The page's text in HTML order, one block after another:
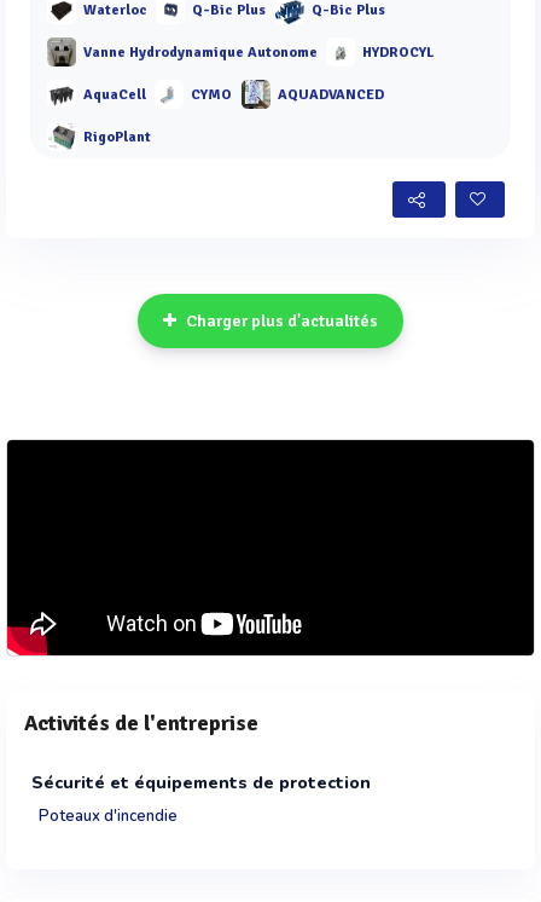
Waterloc Q-Bic Plus Q-Bic Plus
Vanne Hydrodynamique Autonome HYDROCYL
AquaCell CYMO AQUADVANCED
RigoPlant
Charger plus d'actualités
Activités de l'entreprise
Sécurité et équipements de protection
Poteaux d'incendie